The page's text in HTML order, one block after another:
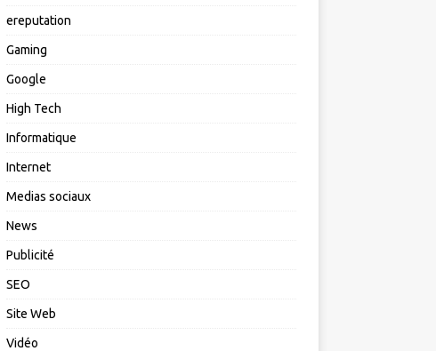
ereputation
Gaming
Google
High Tech
Informatique
Internet
Medias sociaux
News
Publicité
SEO
Site Web
Vidéo